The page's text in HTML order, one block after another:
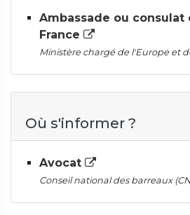
Ambassade ou consulat
France
Ministère chargé de l'Europe et
Où s'informer ?
Avocat
Conseil national des barreaux